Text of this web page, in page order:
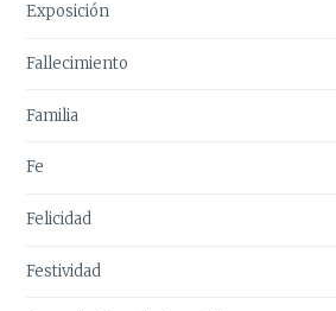
Exposición
Fallecimiento
Familia
Fe
Felicidad
Festividad